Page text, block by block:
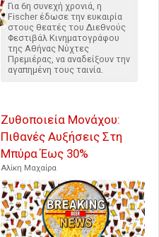
Για 6η συνεχή χρονιά, η
Fischer έδωσε την ευκαιρία
στους θεατές του Διεθνούς
Φεστιβάλ Κινηματογράφου
της Αθήνας Νύχτες
Πρεμιέρας, να αναδείξουν την
αγαπημένη τους ταινία.
Ζυθοποιεία Μονάχου:
Πιθανές Αυξήσεις Στη
Μπύρα Έως 30%
Αλίκη Μαχαίρα